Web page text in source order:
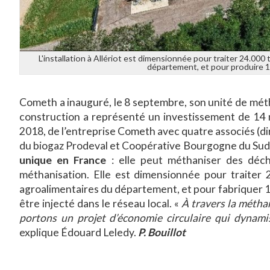
L'installation à Allériot est dimensionnée pour traiter 24.000
département, et pour produire
Cometh a inauguré, le 8 septembre, son unité de
construction a représenté un investissement de
2018, de l’entreprise Cometh avec quatre associés
du biogaz Prodeval et Coopérative Bourgogne du
unique en France : elle peut méthaniser des
méthanisation. Elle est dimensionnée pour traiter
agroalimentaires du département, et pour fabriquer
être injecté dans le réseau local. « À travers la
portons un projet d’économie circulaire qui
explique Édouard Leledy. P. Bouillot